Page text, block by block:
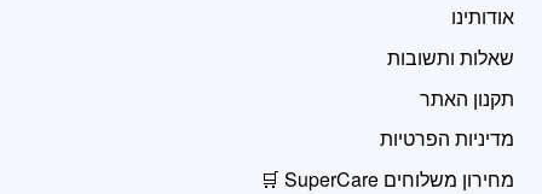
אודותינו
שאלות ותשובות
תקנון האתר
מדיניות הפרטיות
מחירון משלוחים SuperCare 🛒